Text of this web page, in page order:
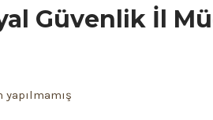
Güvenlik İl
yapılmamış